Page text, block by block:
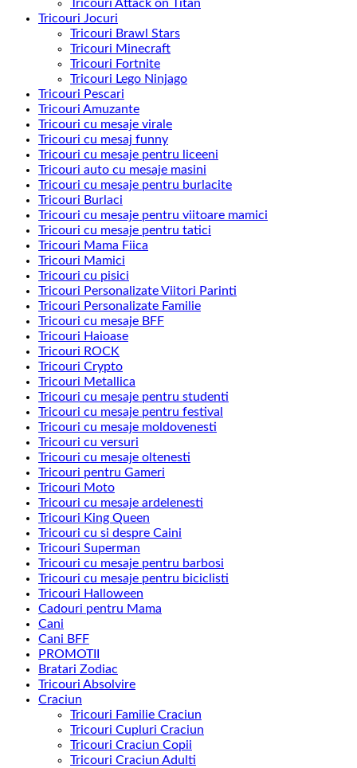
Tricouri Attack on Titan
Tricouri Jocuri
Tricouri Brawl Stars
Tricouri Minecraft
Tricouri Fortnite
Tricouri Lego Ninjago
Tricouri Pescari
Tricouri Amuzante
Tricouri cu mesaje virale
Tricouri cu mesaj funny
Tricouri cu mesaje pentru liceeni
Tricouri auto cu mesaje masini
Tricouri cu mesaje pentru burlacite
Tricouri Burlaci
Tricouri cu mesaje pentru viitoare mamici
Tricouri cu mesaje pentru tatici
Tricouri Mama Fiica
Tricouri Mamici
Tricouri cu pisici
Tricouri Personalizate Viitori Parinti
Tricouri Personalizate Familie
Tricouri cu mesaje BFF
Tricouri Haioase
Tricouri ROCK
Tricouri Crypto
Tricouri Metallica
Tricouri cu mesaje pentru studenti
Tricouri cu mesaje pentru festival
Tricouri cu mesaje moldovenesti
Tricouri cu versuri
Tricouri cu mesaje oltenesti
Tricouri pentru Gameri
Tricouri Moto
Tricouri cu mesaje ardelenesti
Tricouri King Queen
Tricouri cu si despre Caini
Tricouri Superman
Tricouri cu mesaje pentru barbosi
Tricouri cu mesaje pentru biciclisti
Tricouri Halloween
Cadouri pentru Mama
Cani
Cani BFF
PROMOTII
Bratari Zodiac
Tricouri Absolvire
Craciun
Tricouri Familie Craciun
Tricouri Cupluri Craciun
Tricouri Craciun Copii
Tricouri Craciun Adulti